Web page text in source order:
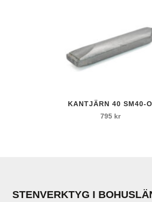
KANTJÄRN 40 SM40-O
795 kr
STENVERKTYG I